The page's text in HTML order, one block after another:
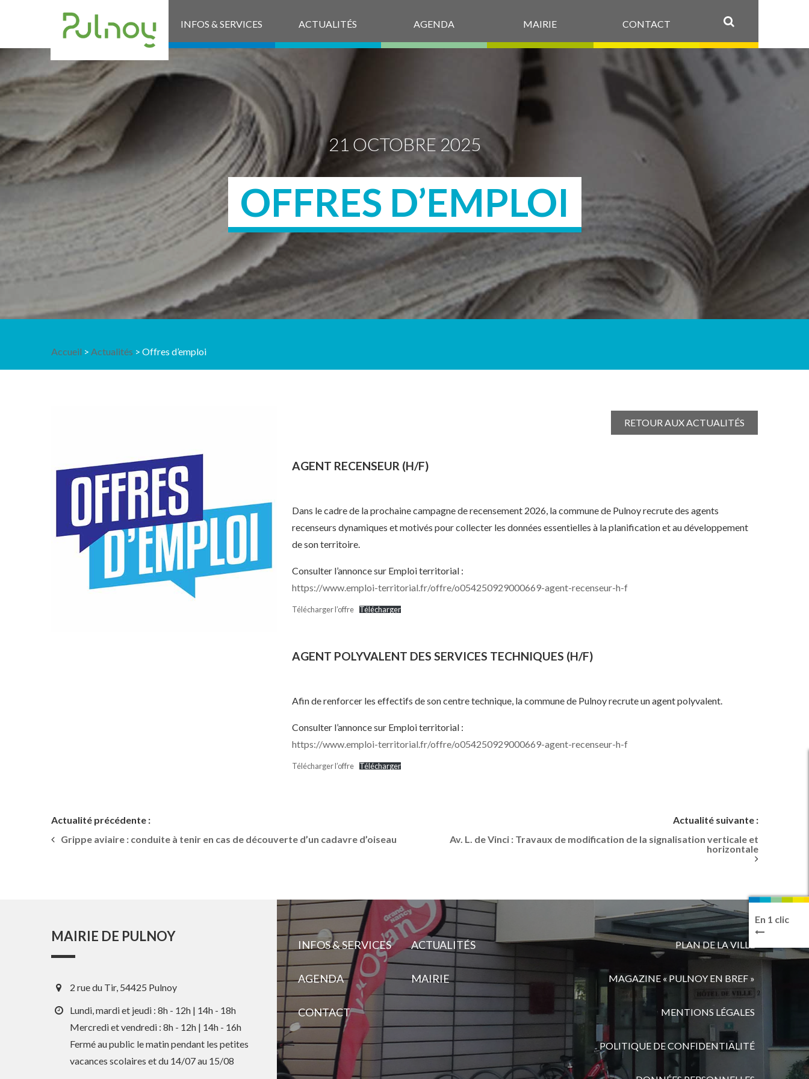
INFOS & SERVICES ACTUALITÉS AGENDA MAIRIE CONTACT
21 OCTOBRE 2025
OFFRES D’EMPLOI
Accueil > Actualités > Offres d’emploi
RETOUR AUX ACTUALITÉS
AGENT RECENSEUR (H/F)
Dans le cadre de la prochaine campagne de recensement 2026, la commune de Pulnoy recrute des agents
recenseurs dynamiques et motivés pour collecter les données essentielles à la planification et au développement
de son territoire.
Consulter l’annonce sur Emploi territorial :
https://www.emploi-territorial.fr/offre/o054250929000669-agent-recenseur-h-f
Télécharger l’offre Télécharger
AGENT POLYVALENT DES SERVICES TECHNIQUES (H/F)
Afin de renforcer les effectifs de son centre technique, la commune de Pulnoy recrute un agent polyvalent.
Consulter l’annonce sur Emploi territorial :
https://www.emploi-territorial.fr/offre/o054250929000669-agent-recenseur-h-f
Télécharger l’offre Télécharger
Actualité précédente :
Grippe aviaire : conduite à tenir en cas de découverte d’un cadavre d’oiseau
Actualité suivante :
Av. L. de Vinci : Travaux de modification de la signalisation verticale et
horizontale
En 1 clic
MAIRIE DE PULNOY
2 rue du Tir, 54425 Pulnoy
Lundi, mardi et jeudi : 8h - 12h | 14h - 18h
Mercredi et vendredi : 8h - 12h | 14h - 16h
Fermé au public le matin pendant les petites
vacances scolaires et du 14/07 au 15/08
INFOS & SERVICES ACTUALITÉS
AGENDA MAIRIE
CONTACT
PLAN DE LA VILLE
MAGAZINE « PULNOY EN BREF »
MENTIONS LÉGALES
POLITIQUE DE CONFIDENTIALITÉ